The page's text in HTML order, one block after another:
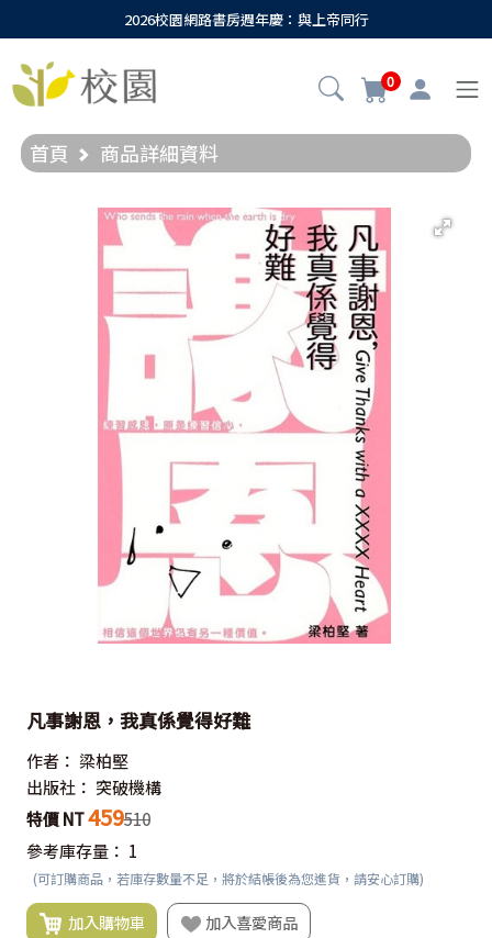
2026校園網路書房週年慶：與上帝同行
0
首頁 商品詳細資料
凡事謝恩，我真係覺得好難
作者： 梁柏堅
出版社： 突破機構
特價 NT459510
參考庫存量： 1
(可訂購商品，若庫存數量不足，將於結帳後為您進貨，請安心訂購)
加入購物車 加入喜愛商品